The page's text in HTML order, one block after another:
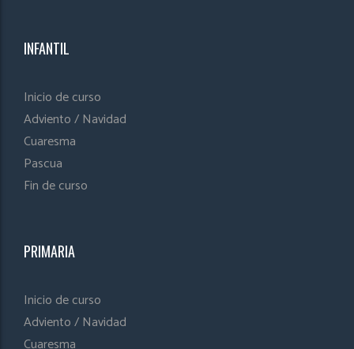
INFANTIL
Inicio de curso
Adviento / Navidad
Cuaresma
Pascua
Fin de curso
PRIMARIA
Inicio de curso
Adviento / Navidad